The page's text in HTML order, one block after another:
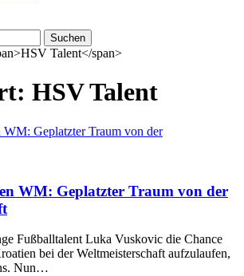
Suchen
Talent</span>
HSV Talent
WM: Geplatzter Traum von der
Fußballtalent Luka Vuskovic die Chance
bei der Weltmeisterschaft aufzulaufen,
Nun…